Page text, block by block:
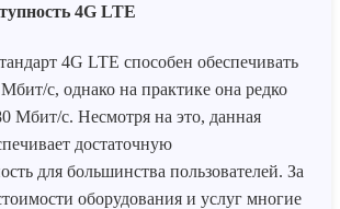
4G LTE
4G LTE способен обеспечивать
с, однако на практике она редко
Мбит/с. Несмотря на это, данная
достаточную
для большинства пользователей. За
оборудования и услуг многие